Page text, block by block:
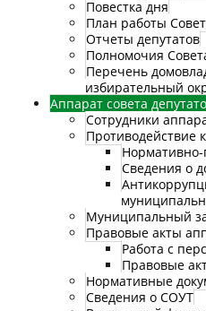
Повестка дня
План работы
Отчеты депутатов
Полномочия
Перечень
избирательный
Аппарат совета
Сотрудники
Противодействие
Сведения о
Муниципальный
Правовые акты
Работа с
Правовые
Нормативные
Сведения о СОУТ